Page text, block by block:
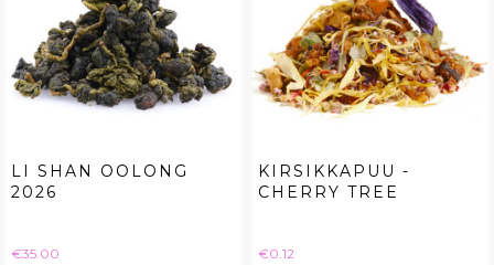
LI SHAN OOLONG
2026
Price
€35.00
KIRSIKKAPUU -
CHERRY TREE
Price
€0.12